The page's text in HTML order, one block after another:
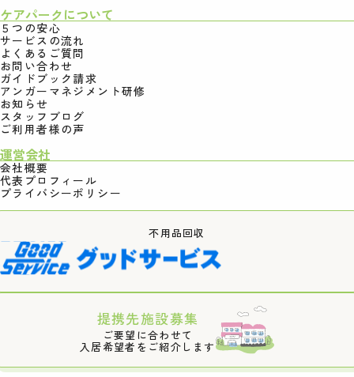
ケアパークについて
５つの安心
サービスの流れ
よくあるご質問
お問い合わせ
ガイドブック請求
アンガーマネジメント研修
お知らせ
スタッフブログ
ご利用者様の声
運営会社
会社概要
代表プロフィール
プライバシーポリシー
不用品回収
提携先施設募集
ご要望に合わせて
入居希望者をご紹介します